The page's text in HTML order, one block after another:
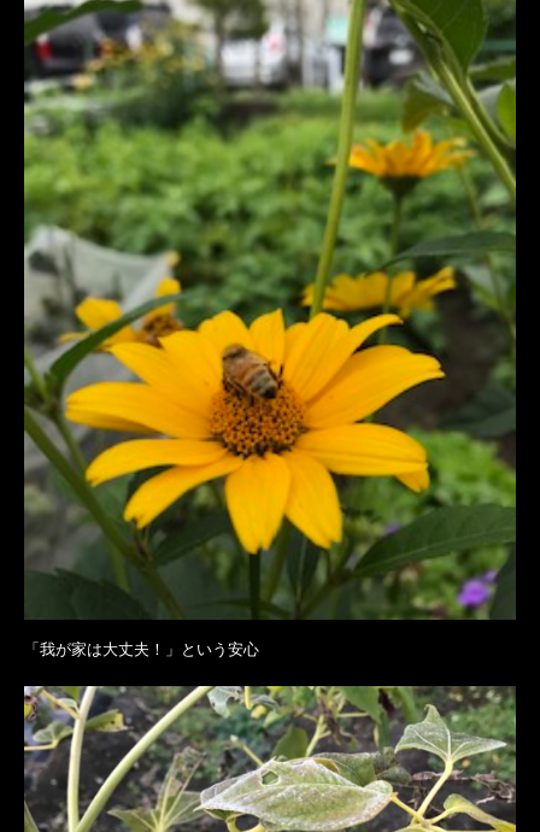
「我が家は大丈夫！」という安心